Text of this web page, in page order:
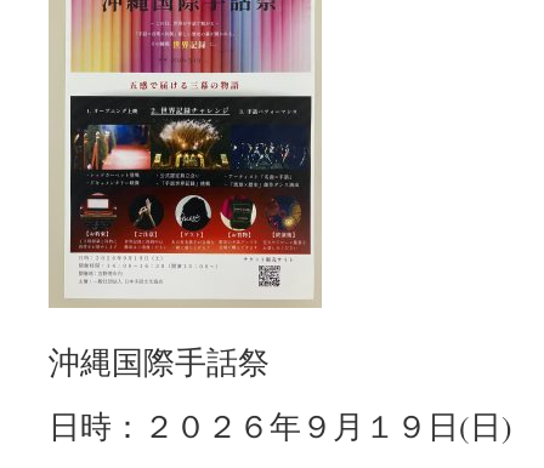
沖縄国際手話祭
日時：２０２６年９月１９日(日)